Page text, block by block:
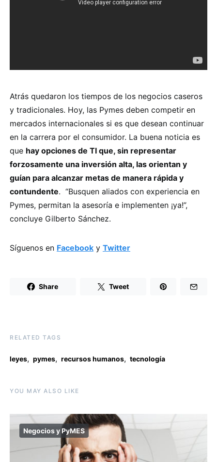
Atrás quedaron los tiempos de los negocios caseros
y tradicionales. Hoy, las Pymes deben competir en
mercados internacionales si es que desean continuar
en la carrera por el consumidor. La buena noticia es
que hay opciones de TI que, sin representar
forzosamente una inversión alta, las orientan y
guían para alcanzar metas de manera rápida y
contundente. “Busquen aliados con experiencia en
Pymes, permitan la asesoría e implementen ¡ya!”,
concluye Gilberto Sánchez.
Síguenos en Facebook y Twitter
Share Tweet
RELATED TAGS
leyes, pymes, recursos humanos, tecnología
YOU MAY ALSO LIKE
Negocios y PyMES